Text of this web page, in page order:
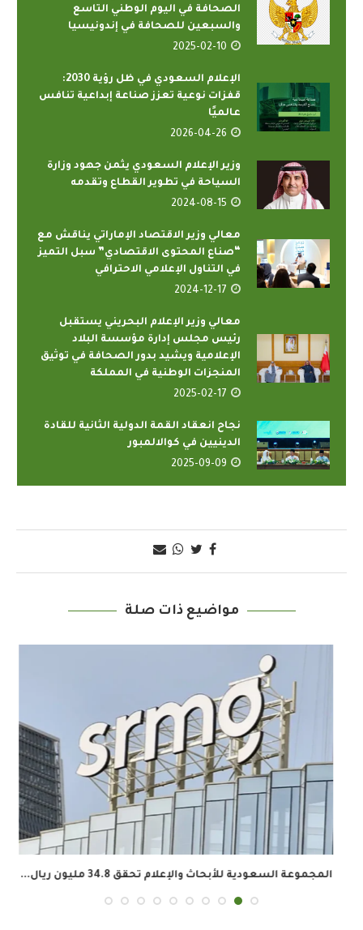
الصحافة في اليوم الوطني التاسع
والسبعين للصحافة في إندونيسيا
2025-02-10
الإعلام السعودي في ظل رؤية 2030:
قفزات نوعية تعزز صناعة إبداعية تنافس
عالميًا
2026-04-26
وزير الإعلام السعودي يثمن جهود وزارة
السياحة في تطوير القطاع وتقدمه
2024-08-15
معالي وزير الاقتصاد الإماراتي يناقش مع
“صناع المحتوى الاقتصادي” سبل التميز
في التناول الإعلامي الاحترافي
2024-12-17
معالي وزير الإعلام البحريني يستقبل
رئيس مجلس إدارة مؤسسة البلاد
الإعلامية ويشيد بدور الصحافة في توثيق
المنجزات الوطنية في المملكة
2025-02-17
نجاح انعقاد القمة الدولية الثانية للقادة
الدينيين في كوالالمبور
2025-09-09
مواضيع ذات صلة
المجموعة السعودية للأبحاث والإعلام تحقق 34.8 مليون ريال...